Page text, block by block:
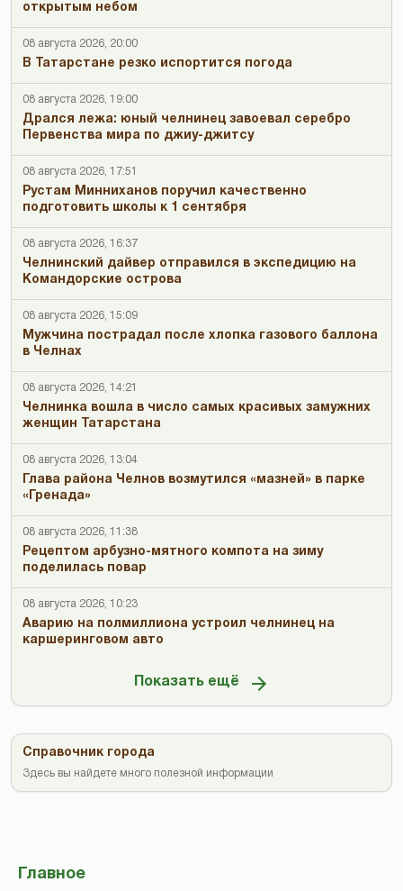
открытым небом
08 августа 2026, 20:00
В Татарстане резко испортится погода
08 августа 2026, 19:00
Дрался лежа: юный челнинец завоевал серебро
Первенства мира по джиу-джитсу
08 августа 2026, 17:51
Рустам Минниханов поручил качественно
подготовить школы к 1 сентября
08 августа 2026, 16:37
Челнинский дайвер отправился в экспедицию на
Командорские острова
08 августа 2026, 15:09
Мужчина пострадал после хлопка газового баллона
в Челнах
08 августа 2026, 14:21
Челнинка вошла в число самых красивых замужних
женщин Татарстана
08 августа 2026, 13:04
Глава района Челнов возмутился «мазней» в парке
«Гренада»
08 августа 2026, 11:38
Рецептом арбузно-мятного компота на зиму
поделилась повар
08 августа 2026, 10:23
Аварию на полмиллиона устроил челнинец на
каршеринговом авто
Показать ещё
Справочник города
Здесь вы найдете много полезной информации
Главное